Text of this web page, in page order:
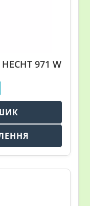
971 W